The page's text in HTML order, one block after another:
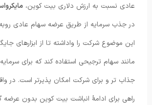
عادی نسبت به ارزش دلاری بیت کوین،
در جذب سرمایه از طریق عرضه سهام عادی
این موضوع شرکت را واداشته تا از ابزارهای
مانند سهام ترجیحی استفاده کند که برای سرمایه
راهی برای ادامهٔ انباشت بیت کوین بدون عرضه